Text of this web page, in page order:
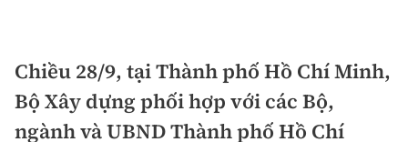
Chính trị
Xã hội
Xây dựng
Chỉ đạo điều hành
Giao thông
Chiều 28/9, tại Thành phố Hồ Chí Minh,
Bộ Xây dựng phối hợp với các Bộ,
ngành và UBND Thành phố Hồ Chí